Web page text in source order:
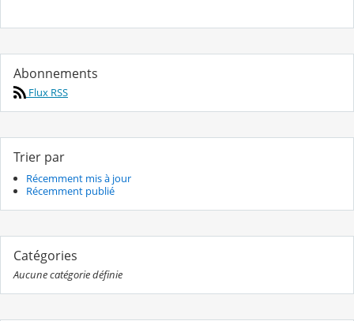
Abonnements
Flux RSS
Trier par
Récemment mis à jour
Récemment publié
Catégories
Aucune catégorie définie